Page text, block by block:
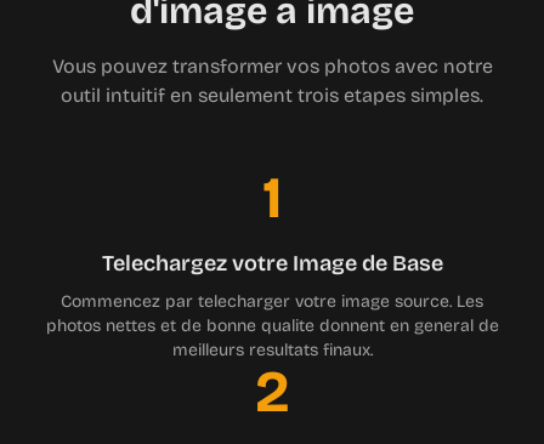
outil intuitif en seulement trois etapes simples.
1
Commencez par telecharger votre image source. Les
photos nettes et de bonne qualite donnent en general de
meilleurs resultats finaux.
2